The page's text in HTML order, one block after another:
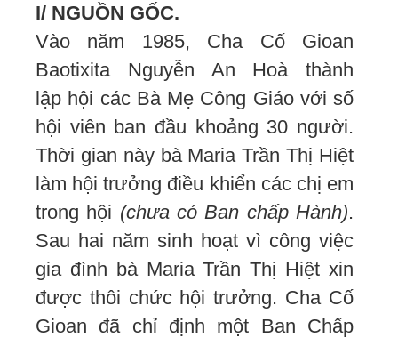
I/ NGUỒN GỐC.
Vào năm 1985, Cha Cố Gioan
Baotixita Nguyễn An Hoà thành
lập hội các Bà Mẹ Công Giáo với số
hội viên ban đầu khoảng 30 người.
Thời gian này bà Maria Trần Thị Hiệt
làm hội trưởng điều khiển các chị em
trong hội (chưa có Ban chấp Hành).
Sau hai năm sinh hoạt vì công việc
gia đình bà Maria Trần Thị Hiệt xin
được thôi chức hội trưởng. Cha Cố
Gioan đã chỉ định một Ban Chấp